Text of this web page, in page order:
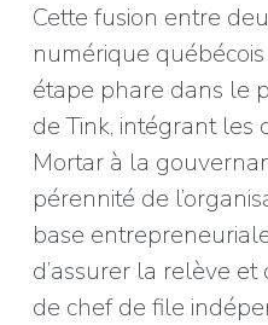
Cette fusion entre
numérique québécois
étape phare dans le
de Tink, intégrant les
Mortar à la
pérennité de
base
d’assurer la relève
de chef de file